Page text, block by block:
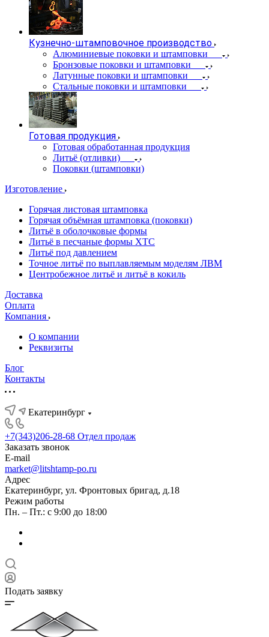
Кузнечно-штамповочное производство
Алюминиевые поковки и штамповки
Бронзовые поковки и штамповки
Латунные поковки и штамповки
Стальные поковки и штамповки
Готовая продукция
Готовая обработанная продукция
Литьё (отливки)
Поковки (штамповки)
Изготовление
Горячая листовая штамповка
Горячая объёмная штамповка (поковки)
Литьё в оболочковые формы
Литьё в песчаные формы ХТС
Литьё под давлением
Точное литьё по выплавляемым моделям ЛВМ
Центробежное литьё и литьё в кокиль
Доставка
Оплата
Компания
О компании
Реквизиты
Блог
Контакты
Екатеринбург
+7(343)206-28-68 Отдел продаж
Заказать звонок
E-mail
market@litshtamp-po.ru
Адрес
Екатеринбург, ул. Фронтовых бригад, д.18
Режим работы
Пн. – Пт.: с 9:00 до 18:00
Подать заявку